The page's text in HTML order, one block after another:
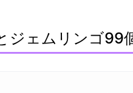
ジェムリンゴ99